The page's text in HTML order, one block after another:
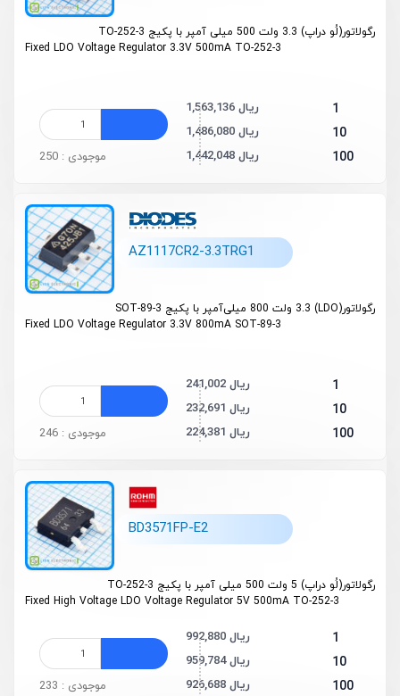
رگولاتور(لُو دراپ) 3.3 ولت 500 میلی آمپر با پکیج TO-252-3
Fixed LDO Voltage Regulator 3.3V 500mA TO-252-3
1 1,563,136 ریال
10 1,486,080 ریال
100 1,442,048 ریال موجودی : 250
AZ1117CR2-3.3TRG1
رگولاتور(LDO) 3.3 ولت 800 میلی‌آمپر با پکیج SOT-89-3
Fixed LDO Voltage Regulator 3.3V 800mA SOT-89-3
1 241,002 ریال
10 232,691 ریال
100 224,381 ریال موجودی : 246
BD3571FP-E2
رگولاتور(لُو دراپ) 5 ولت 500 میلی آمپر با پکیج TO-252-3
Fixed High Voltage LDO Voltage Regulator 5V 500mA TO-252-3
1 992,880 ریال
10 959,784 ریال
100 926,688 ریال موجودی : 233